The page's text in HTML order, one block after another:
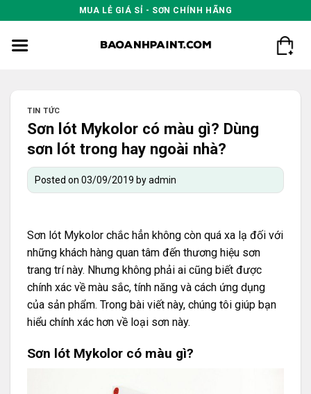
to
content
MUA LẺ GIÁ SỈ - SƠN CHÍNH HÃNG
TIN TỨC
Sơn lót Mykolor có màu gì? Dùng
sơn lót trong hay ngoài nhà?
Posted on 03/09/2019 byadmin
Sơn lót Mykolor chắc hẳn không còn quá xa lạ đối với
những khách hàng quan tâm đến thương hiệu sơn
trang trí này. Nhưng không phải ai cũng biết được
chính xác về màu sắc, tính năng và cách ứng dụng
của sản phẩm. Trong bài viết này, chúng tôi giúp bạn
hiểu chính xác hơn về loại sơn này.
Sơn lót Mykolor có màu gì?